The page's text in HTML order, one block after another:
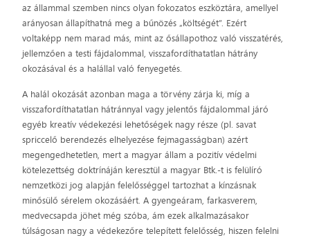
az állammal szemben nincs olyan fokozatos eszköztára, amellyel
arányosan állapíthatná meg a bűnözés „költségét”. Ezért
voltaképp nem marad más, mint az ősállapothoz való visszatérés,
jellemzően a testi fájdalommal, visszafordíthatatlan hátrány
okozásával és a halállal való fenyegetés.
A halál okozását azonban maga a törvény zárja ki, míg a
visszafordíthatatlan hátránnyal vagy jelentős fájdalommal járó
egyéb kreatív védekezési lehetőségek nagy része (pl. savat
spriccelő berendezés elhelyezése fejmagasságban) azért
megengedhetetlen, mert a magyar állam a pozitív védelmi
kötelezettség doktrínáján keresztül a magyar Btk.-t is felülíró
nemzetközi jog alapján felelősséggel tartozhat a kínzásnak
minősülő sérelem okozásáért. A gyengeáram, farkasverem,
medvecsapda jöhet még szóba, ám ezek alkalmazásakor
túlságosan nagy a védekezőre telepített felelősség, hiszen felelni